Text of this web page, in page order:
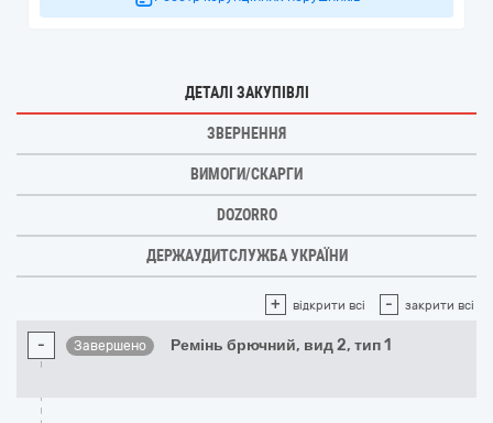
ДЕТАЛІ ЗАКУПІВЛІ
ЗВЕРНЕННЯ
ВИМОГИ/СКАРГИ
DOZORRO
ДЕРЖАУДИТСЛУЖБА УКРАЇНИ
+ відкрити всі - закрити всі
- Завершено Ремінь брючний, вид 2, тип 1